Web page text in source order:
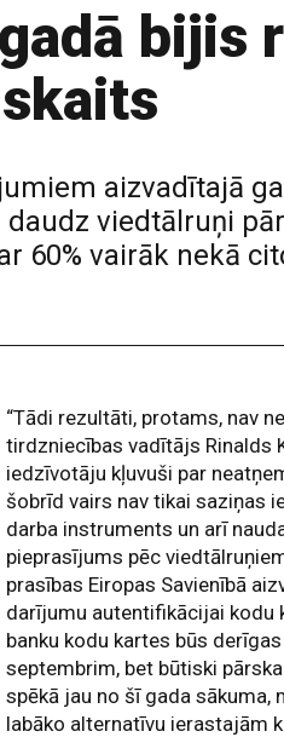
bijis
aizvadītajā
viedtālruņi
60% vairāk nekā
“Tādi rezultāti, protams, nav
tirdzniecības vadītājs Rinalds
iedzīvotāju kļuvuši par
šobrīd vairs nav tikai saziņas
darba instruments un arī
pieprasījums pēc
prasības Eiropas Savienībā
darījumu autentifikācijai kodu
banku kodu kartes būs
septembrim, bet būtiski
spēkā jau no šī gada sākuma,
labāko alternatīvu ierastajām